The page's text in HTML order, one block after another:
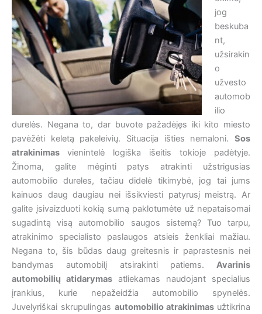
jog
beskuba
nt,
užsirakin
o
užvesto
automob
ilio
durelės. Negana to, dar buvote pažadėjęs iki kito miesto
pavėžėti keletą pakeleivių. Situacija išties nemaloni. Sos
atrakinimas vienintelė logiška išeitis tokioje padėtyje.
Žinoma, galite mėginti patys atrakinti užstrigusias
automobilio dureles, tačiau didelė tikimybė, jog tai jums
kainuos daug daugiau nei išsikviesti patyrusį meistrą. Ar
galite įsivaizduoti kokią sumą paklotumėte už nepataisomai
sugadintą visą automobilio saugos sistemą? Tuo tarpu,
atrakinimo specialisto paslaugos atsieis ženkliai mažiau.
Negana to, šis būdas daug greitesnis ir paprastesnis nei
bandymas automobilį atsirakinti patiems. Avarinis
automobilių atidarymas atliekamas naudojant specialius
įrankius, kurie nepažeidžia automobilio spynelės.
Juvelyriškai skrupulingas automobilio atrakinimas užtikrina